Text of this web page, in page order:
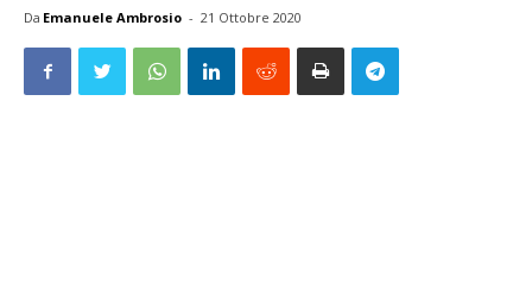
Da Emanuele Ambrosio - 21 Ottobre 2020